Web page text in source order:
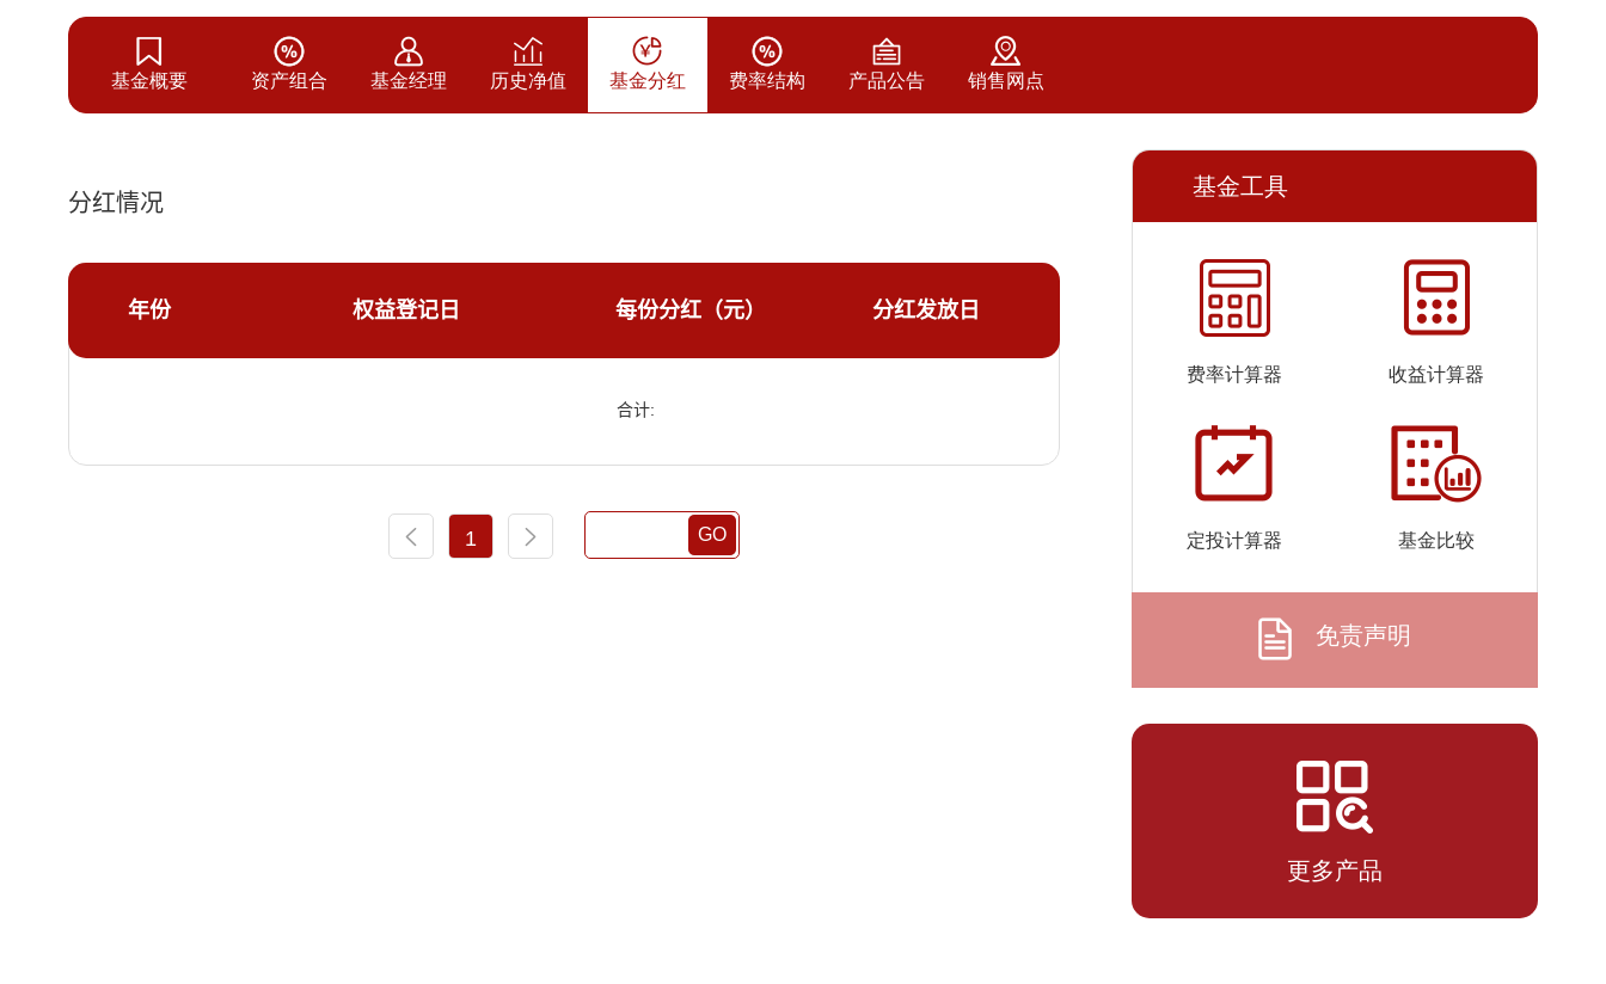
2026-
07-27
0.7451 0.7451
2026-
0.7343
07-23
2026-
0.7472
2026-
0.7387
0.7443
07-17
0.7375 0.7375
0.7170
基金概要 资产组合 基金经理 历史净值 基金分红 费率结构 产品公告 销售网点
基金工具
费率计算器 收益计算器
定投计算器 基金比较
免责声明
更多产品